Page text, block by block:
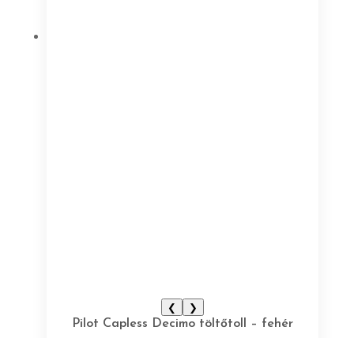
❮
❯
Pilot Capless Decimo töltőtoll – fehér